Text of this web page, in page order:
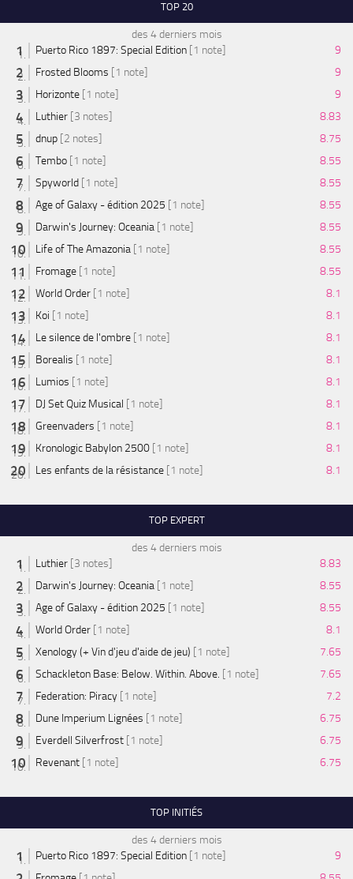
TOP 20
des 4 derniers mois
Puerto Rico 1897: Special Edition [1 note]
9
Frosted Blooms [1 note]
9
Horizonte [1 note]
9
Luthier [3 notes]
8.83
dnup [2 notes]
8.75
Tembo [1 note]
8.55
Spyworld [1 note]
8.55
Age of Galaxy - édition 2025 [1 note]
8.55
Darwin's Journey: Oceania [1 note]
8.55
Life of The Amazonia [1 note]
8.55
Fromage [1 note]
8.55
World Order [1 note]
8.1
Koi [1 note]
8.1
Le silence de l'ombre [1 note]
8.1
Borealis [1 note]
8.1
Lumios [1 note]
8.1
DJ Set Quiz Musical [1 note]
8.1
Greenvaders [1 note]
8.1
Kronologic Babylon 2500 [1 note]
8.1
Les enfants de la résistance [1 note] 8.1
TOP EXPERT
des 4 derniers mois
Luthier [3 notes]
8.83
Darwin's Journey: Oceania [1 note]
8.55
Age of Galaxy - édition 2025 [1 note]
8.55
World Order [1 note]
8.1
Xenology (+ Vin d'jeu d'aide de jeu) [1 note]
7.65
Schackleton Base: Below. Within. Above. [1 note]
7.65
Federation: Piracy [1 note]
7.2
Dune Imperium Lignées [1 note]
6.75
Everdell Silverfrost [1 note]
6.75
Revenant [1 note] 6.75
TOP INITIÉS
des 4 derniers mois
Puerto Rico 1897: Special Edition [1 note]
9